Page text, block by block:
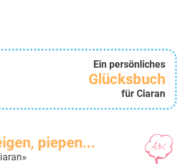
Ein persönliches
Glücksbuch
für Ciaran
piepen...